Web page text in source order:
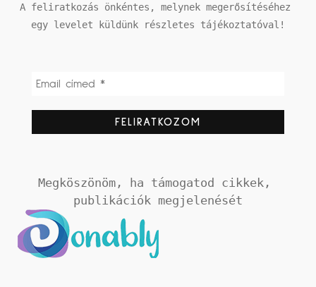
A feliratkozás önkéntes, melynek megerősítéséhez
egy levelet küldünk részletes tájékoztatóval!
Megköszönöm, ha támogatod cikkek,
publikációk megjelenését